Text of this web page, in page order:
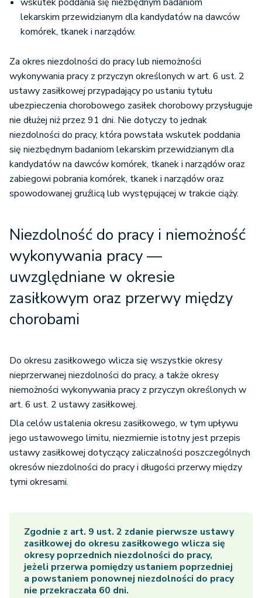
lekarskim przewidzianym dla kandydatów na dawców
komórek, tkanek i narządów.
Za okres niezdolności do pracy lub niemożności
wykonywania pracy z przyczyn określonych w art. 6 ust. 2
ustawy zasiłkowej przypadający po ustaniu tytułu
ubezpieczenia chorobowego zasiłek chorobowy przysługuje
nie dłużej niż przez 91 dni. Nie dotyczy to jednak
niezdolności do pracy, która powstała wskutek poddania
się niezbędnym badaniom lekarskim przewidzianym dla
kandydatów na dawców komórek, tkanek i narządów oraz
zabiegowi pobrania komórek, tkanek i narządów oraz
spowodowanej gruźlicą lub występującej w trakcie ciąży.
Niezdolność do pracy i niemożność
wykonywania pracy —
uwzględniane w okresie
zasiłkowym oraz przerwy między
chorobami
Do okresu zasiłkowego wlicza się wszystkie okresy
nieprzerwanej niezdolności do pracy, a także okresy
niemożności wykonywania pracy z przyczyn określonych w
art. 6 ust. 2 ustawy zasiłkowej.
Dla celów ustalenia okresu zasiłkowego, w tym upływu
jego ustawowego limitu, niezmiernie istotny jest przepis
ustawy zasiłkowej dotyczący zaliczalności poszczególnych
okresów niezdolności do pracy i długości przerwy między
tymi okresami.
Zgodnie z art. 9 ust. 2 zdanie pierwsze ustawy
zasiłkowej do okresu zasiłkowego wlicza się
okresy poprzednich niezdolności do pracy,
jeżeli przerwa pomiędzy ustaniem poprzedniej
a powstaniem ponownej niezdolności do pracy
nie przekraczała 60 dni.